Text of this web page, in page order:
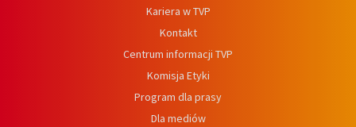
Kariera w TVP
Kontakt
Centrum informacji TVP
Komisja Etyki
Program dla prasy
Dla mediów